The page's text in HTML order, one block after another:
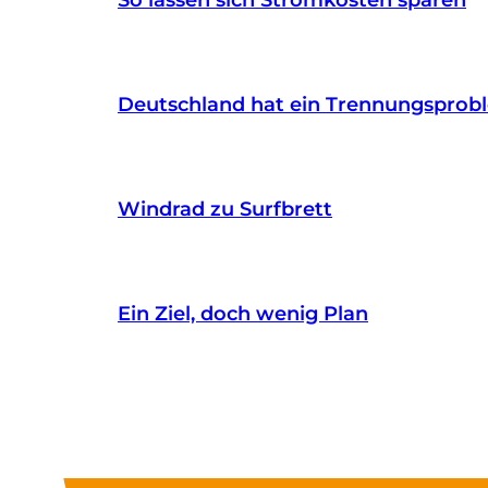
Deutschland hat ein
Windrad zu Surfbrett
Ein Ziel, doch wenig Plan